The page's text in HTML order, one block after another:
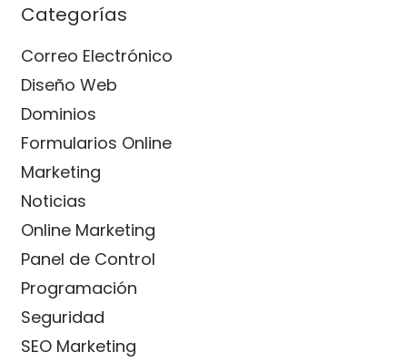
Categorías
Correo Electrónico
Diseño Web
Dominios
Formularios Online
Marketing
Noticias
Online Marketing
Panel de Control
Programación
Seguridad
SEO Marketing